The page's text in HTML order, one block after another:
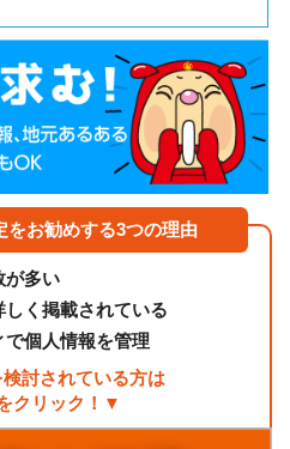
をお勧めする3つの理由
が多い
く掲載されている
個人情報を管理
討されている方は
クリック！▼